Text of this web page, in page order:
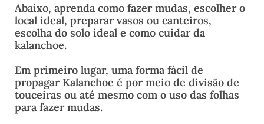
Abaixo, aprenda como fazer mudas, escolher o
local ideal, preparar vasos ou canteiros,
escolha do solo ideal e como cuidar da
kalanchoe.
Em primeiro lugar, uma forma fácil de
propagar Kalanchoe é por meio de divisão de
touceiras ou até mesmo com o uso das folhas
para fazer mudas.